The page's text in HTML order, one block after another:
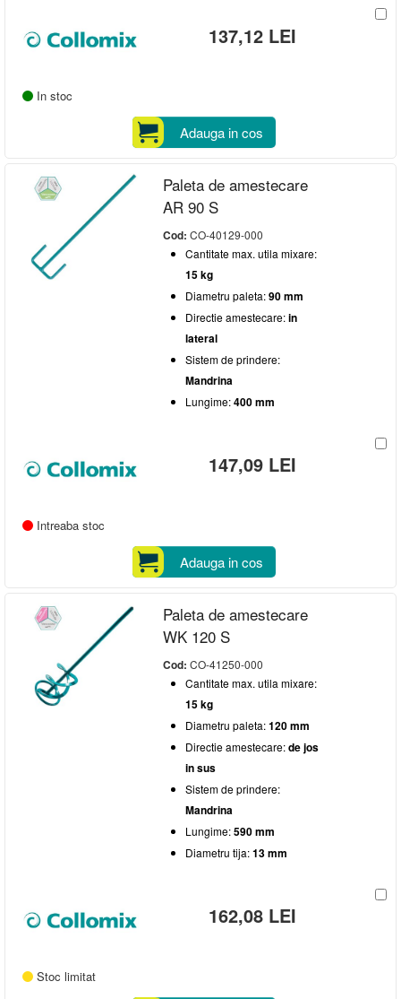
137,12 LEI
In stoc
Adauga in cos
Paleta de amestecare
AR 90 S
Cod:CO-40129-000
Cantitate max. utila mixare:
15 kg
Diametru paleta:90 mm
Directie amestecare:in
lateral
Sistem de prindere:
Mandrina
Lungime:400 mm
147,09 LEI
Intreaba stoc
Adauga in cos
Paleta de amestecare
WK 120 S
Cod:CO-41250-000
Cantitate max. utila mixare:
15 kg
Diametru paleta:120 mm
Directie amestecare:de jos
in sus
Sistem de prindere:
Mandrina
Lungime:590 mm
Diametru tija:13 mm
162,08 LEI
Stoc limitat